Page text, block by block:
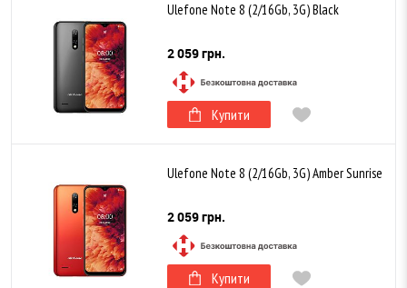
Ulefone Note 8 (2/16Gb, 3G) Black
2 059 грн.
Купити
Ulefone Note 8 (2/16Gb, 3G) Amber Sunrise
2 059 грн.
Купити